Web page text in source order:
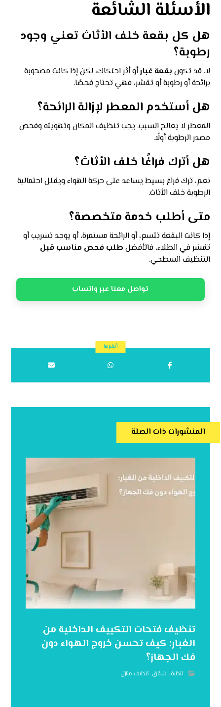
الأسئلة الشائعة
هل كل بقعة خلف الأثاث تعني وجود
رطوبة؟
لا. قد تكون بقعة غبارأو أثر احتكاك، لكن إذا كانت مصحوبة
برائحة أو رطوبة أو تقشر، فهي تحتاج فحصًا.
هل أستخدم المعطر لإزالة الرائحة؟
المعطر لا يعالج السبب. يجب تنظيف المكان وتهويته وفحص
مصدر الرطوبة أولًا.
هل أترك فراغًا خلف الأثاث؟
نعم، ترك فراغ بسيط يساعد على حركة الهواء ويقلل احتمالية
الرطوبة خلف الأثاث.
متى أطلب خدمة متخصصة؟
إذا كانت البقعة تتسع، أو الرائحة مستمرة، أو يوجد تسريب أو
تقشر في الطلاء، فالأفضل طلب فحص مناسب قبل
التنظيف السطحي.
تواصل معنا عبر واتساب
المنشورات ذات الصلة
تنظيف فتحات التكييف الداخلية من
الغبار: كيف تحسن خروج الهواء دون
فك الجهاز؟
تنظيف شقق,تنظيف منازل